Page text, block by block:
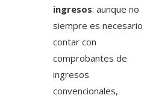
ingresos: aunque no
siempre es necesario
contar con
comprobantes de
ingresos
convencionales,